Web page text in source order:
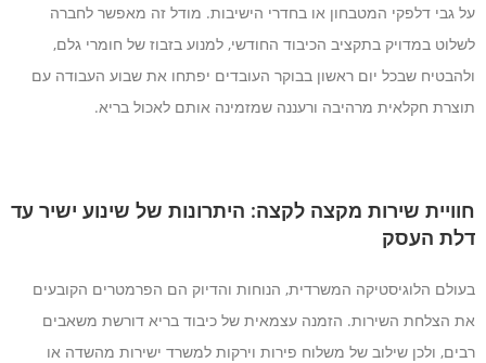
על גבי דלפקי המטבחון או בחדרי הישיבות. מודל זה מאפשר לחברה
לשלוט במדויק בתקציב הכיבוד החודשי, למנוע בזבוז של חומרי גלם,
ולהבטיח שבכל יום ראשון בבוקר העובדים יפתחו את שבוע העבודה עם
תוצרת חקלאית מרהיבה ורעננה שמזמינה אותם לאכול בריא.
חוויית שירות מקצה לקצה: היתרונות של שינוע ישיר עד
דלת העסק
בעולם הלוגיסטיקה המשרדית, הנוחות והדיוק הם הפרמטרים הקובעים
את הצלחת השירות. הזמנה עצמאית של כיבוד בריא דורשת משאבים
רבים, ולכן שילוב של משלוח פירות וירקות למשרד ישירות מהשדה או